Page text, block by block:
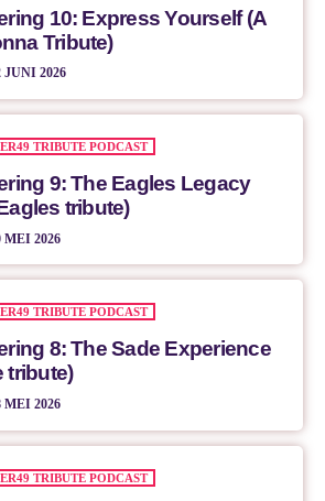
10: Express Yourself (A
Tribute)
JUNI 2026
TRIBUTE PODCAST
9: The Eagles Legacy
tribute)
MEI 2026
TRIBUTE PODCAST
8: The Sade Experience
tribute)
MEI 2026
TRIBUTE PODCAST